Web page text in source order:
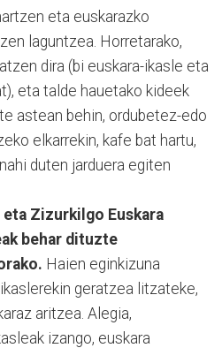
eta euskarazko
laguntzea. Horretarako,
dira (bi euskara-ikasle eta
eta talde hauetako kideek
astean behin, ordubetez-edo
elkarrekin, kafe bat hartu,
duten jarduera egiten
Zizurkilgo Euskara
behar dituzte
Haien eginkizuna
geratzea litzateke,
aritzea. Alegia,
izango, euskara